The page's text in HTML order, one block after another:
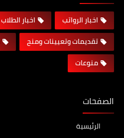
اخبار الرواتب اخبار الطلاب
تقديمات وتعيينات ومنح
منوعات
الصفحات
الرئيسية